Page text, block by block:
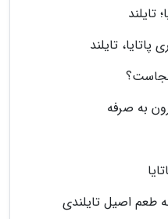
تایلند
تایلند
کجاست؟
به صرفه
طعم اصیل تایلندی